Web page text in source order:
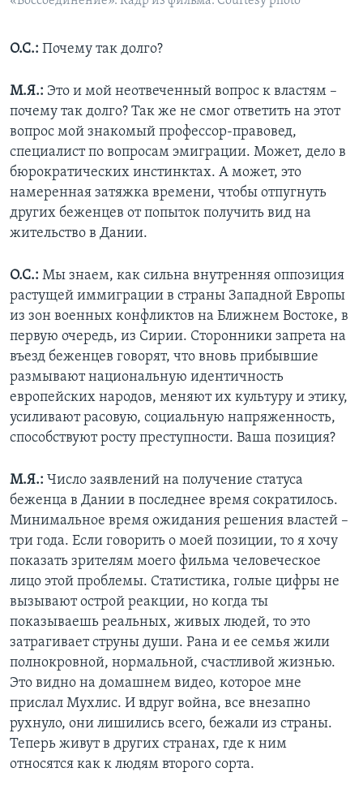
О.С.: Почему так долго?
М.Я.: Это и мой неотвеченный вопрос к властям –
почему так долго? Так же не смог ответить на этот
вопрос мой знакомый профессор-правовед,
специалист по вопросам эмиграции. Может, дело в
бюрократических инстинктах. А может, это
намеренная затяжка времени, чтобы отпугнуть
других беженцев от попыток получить вид на
жительство в Дании.
О.С.: Мы знаем, как сильна внутренняя оппозиция
растущей иммиграции в страны Западной Европы
из зон военных конфликтов на Ближнем Востоке, в
первую очередь, из Сирии. Сторонники запрета на
въезд беженцев говорят, что вновь прибывшие
размывают национальную идентичность
европейских народов, меняют их культуру и этику,
усиливают расовую, социальную напряженность,
способствуют росту преступности. Ваша позиция?
М.Я.: Число заявлений на получение статуса
беженца в Дании в последнее время сократилось.
Минимальное время ожидания решения властей –
три года. Если говорить о моей позиции, то я хочу
показать зрителям моего фильма человеческое
лицо этой проблемы. Статистика, голые цифры не
вызывают острой реакции, но когда ты
показываешь реальных, живых людей, то это
затрагивает струны души. Рана и ее семья жили
полнокровной, нормальной, счастливой жизнью.
Это видно на домашнем видео, которое мне
прислал Мухлис. И вдруг война, все внезапно
рухнуло, они лишились всего, бежали из страны.
Теперь живут в других странах, где к ним
относятся как к людям второго сорта.